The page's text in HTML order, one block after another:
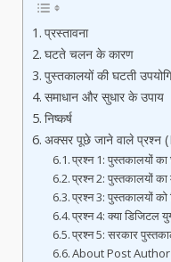
प्रस्तावना
घटते चलन के कारण
पुस्तकालयों की घटती
समाधान और सुधार के उपाय
निष्कर्ष
अक्सर पूछे जाने वाले प्रश्न
प्रश्न 1: पुस्तकालयों का
प्रश्न 2: पुस्तकालयों
प्रश्न 3: पुस्तकालयों
प्रश्न 4: क्या डिजिटल
प्रश्न 5: सरकार
About Post Author